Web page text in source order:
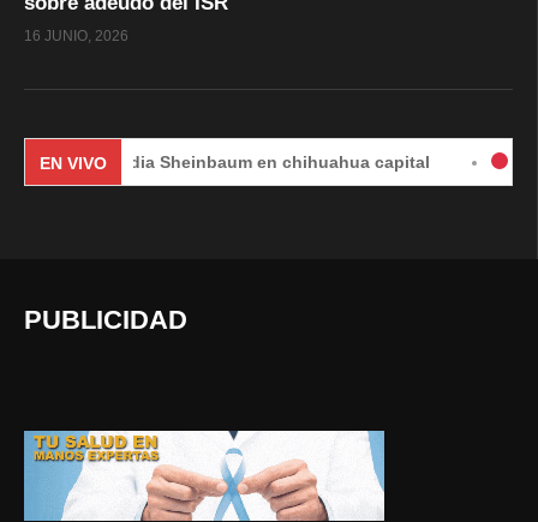
16 JUNIO, 2026
EN VIVO
Claudia Sheinbaum en chihuahua capital #EnVivo |
PUBLICIDAD